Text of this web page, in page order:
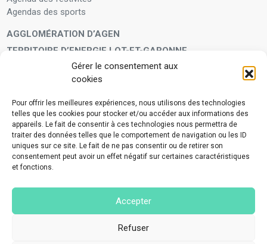
Gérer le consentement aux
cookies
Pour offrir les meilleures expériences, nous utilisons des technologies
telles que les cookies pour stocker et/ou accéder aux informations des
appareils. Le fait de consentir à ces technologies nous permettra de
traiter des données telles que le comportement de navigation ou les ID
uniques sur ce site. Le fait de ne pas consentir ou de retirer son
consentement peut avoir un effet négatif sur certaines caractéristiques
et fonctions.
Accepter
Refuser
Agendas des sports
AGGLOMÉRATION D’AGEN
TERRITOIRE D’ENERGIE LOT-ET-GARONNE
Enfants et adolescents
VIVRE À VOS CÔTÉS
Service municipal d’aide administrative
Aide à la personne en difficulté
Télé-alerte
Collecte des déchets ménagers et encombrants
Application Mes déchets-Agglo Agen